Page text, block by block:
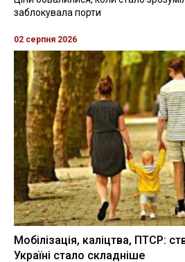
заблокувала порти
02 серпня 2026
Мобілізація, каліцтва, ПТСР:
Україні стало складніше